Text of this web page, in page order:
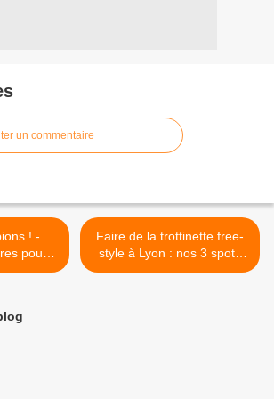
un commentaire
pour
de foot
Faire de la trottinette free-
style à Lyon : nos 3 spots
préférés pour enfants >